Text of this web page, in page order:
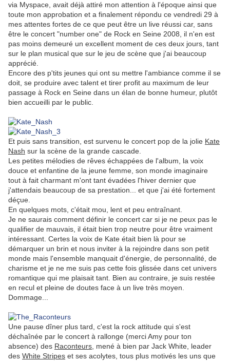
via Myspace, avait déjà attiré mon attention à l'époque ainsi que
toute mon approbation et a finalement répondu ce vendredi 29 à
mes attentes fortes de ce que peut être un live réussi car, sans
être le concert "number one" de Rock en Seine 2008, il n'en est
pas moins demeuré un excellent moment de ces deux jours, tant
sur le plan musical que sur le jeu de scène que j'ai beaucoup
apprécié.
Encore des p'tits jeunes qui ont su mettre l'ambiance comme il se
doit, se produire avec talent et tirer profit au maximum de leur
passage à Rock en Seine dans un élan de bonne humeur, plutôt
bien accueilli par le public.
Et puis sans transition, est survenu le concert pop de la jolie Kate
Nash sur la scène de la grande cascade.
Les petites mélodies de rêves échappées de l'album, la voix
douce et enfantine de la jeune femme, son monde imaginaire
tout à fait charmant m'ont tant évadées l'hiver dernier que
j'attendais beaucoup de sa prestation... et que j'ai été fortement
déçue.
En quelques mots, c'était mou, lent et peu entraînant.
Je ne saurais comment définir le concert car si je ne peux pas le
qualifier de mauvais, il était bien trop neutre pour être vraiment
intéressant. Certes la voix de Kate était bien là pour se
démarquer un brin et nous inviter à la rejoindre dans son petit
monde mais l'ensemble manquait d'énergie, de personnalité, de
charisme et je ne me suis pas cette fois glissée dans cet univers
romantique qui me plaisait tant. Bien au contraire, je suis restée
en recul et pleine de doutes face à un live très moyen.
Dommage...
Une pause dîner plus tard, c'est la rock attitude qui s'est
déchaînée par le concert à rallonge (merci Amy pour ton
absence) des Raconteurs , mené à bien par Jack White, leader
des White Stripes et ses acolytes, tous plus motivés les uns que